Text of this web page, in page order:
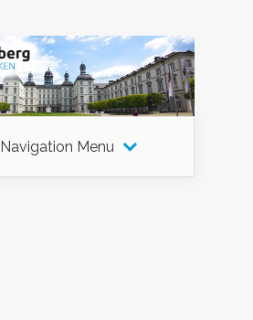
Navigation Menu